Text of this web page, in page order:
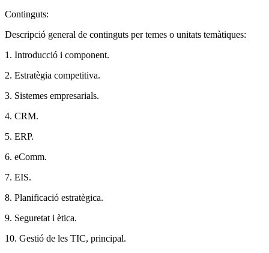
Continguts:
Descripció general de continguts per temes o unitats temàtiques:
1. Introducció i component.
2. Estratègia competitiva.
3. Sistemes empresarials.
4. CRM.
5. ERP.
6. eComm.
7. EIS.
8. Planificació estratègica.
9. Seguretat i ètica.
10. Gestió de les TIC, principal.